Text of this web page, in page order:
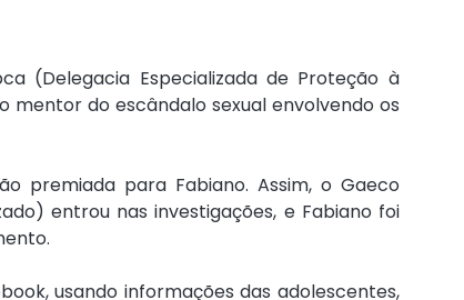
(Delegacia Especializada de Proteção à
mentor do escândalo sexual envolvendo os
premiada para Fabiano. Assim, o Gaeco
entrou nas investigações, e Fabiano foi
usando informações das adolescentes,